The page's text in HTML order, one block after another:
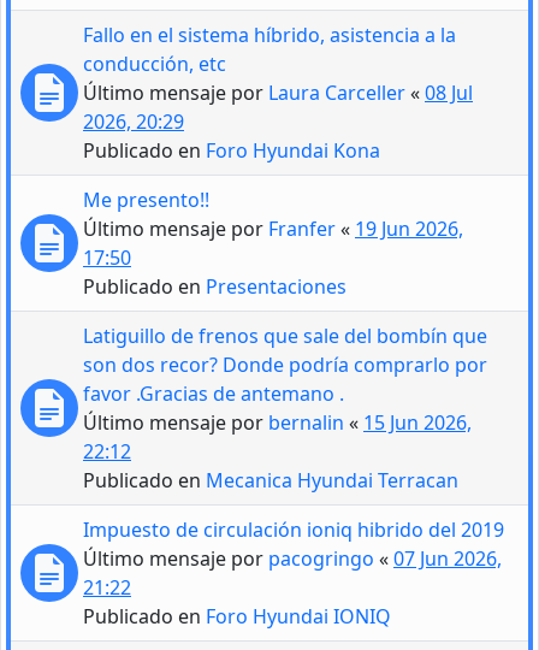
Fallo en el sistema híbrido, asistencia a la
conducción, etc
Último mensaje por Laura Carceller«08 Jul
2026, 20:29
Publicado en Foro Hyundai Kona
Me presento!!
Último mensaje por Franfer« 19 Jun 2026,
17:50
Publicado en Presentaciones
Latiguillo de frenos que sale del bombín que
son dos recor? Donde podría comprarlo por
favor .Gracias de antemano .
Último mensaje por bernalin « 15 Jun 2026,
22:12
Publicado en Mecanica Hyundai Terracan
Impuesto de circulación ioniq hibrido del 2019
Último mensaje por pacogringo «07 Jun 2026,
21:22
Publicado en Foro Hyundai IONIQ